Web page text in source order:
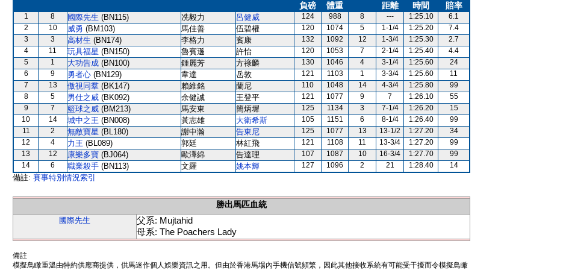
負磅
體重
距離
時間
賠率
1 8 國際先生 (BN115) 冼毅力 呂健威 124 988 8 --- 1:25.10
6.1
2
10 威勇 (BM103) 馬佳善 伍碧權 120 1074 5 1-1/4 1:25.20
7.4
3
3 高材生 (BN174) 李格力 賓康 132 1092 12 1-3/4 1:25.30
2.7
4
11 玩具福星 (BN150) 魯賓遜 許怡 120 1053 7 2-1/4 1:25.40
4.4
5
1 大功告成 (BN100) 鍾麗芳 方祿麟 130 1046 4 3-1/4 1:25.60
24
6
9 勇者心 (BN129) 韋達 岳敦 121 1103 1 3-3/4 1:25.60
11
7
13 傲視同羣 (BK147) 賴維銘 蘭尼 110 1048 14 4-3/4 1:25.80
99
8
5 男仕之威 (BK092) 余健誠 王登平 121 1077 9 7 1:26.10
55
9
7 籃球之威 (BM213) 馬安東 簡炳墀 125 1134 3 7-1/4 1:26.20
15
10
14 城中之王 (BN008) 黃志雄 大衛希斯 105 1151 6 8-1/4 1:26.40
99
11
2 無敵寶星 (BL180) 謝中瀚 告東尼 125 1077 13 13-1/2 1:27.20
34
12
4 力王 (BL089) 郭廷 林紅飛 121 1108 11 13-3/4 1:27.20
99
13
12 康樂多寶 (BJ064) 歐澤綿 告達理 107 1087 10 16-3/4 1:27.70
99
14
6 職業殺手 (BN113) 文羅 姚本輝 127 1096 2 21 1:28.40 14
備註: 賽事特別情況索引
勝出馬匹血統
國際先生
父系: Mujtahid
母系: The Poachers Lady
備註
模擬鳥瞰重溫由特約供應商提供，供馬迷作個人娛樂資訊之用。但由於香港馬場內手機信號頻繁，因此其他接收系統有可能受干擾而令模擬鳥瞰